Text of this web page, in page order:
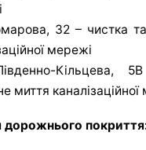
32 – чистка
мережі
Кільцева,
миття
дорожнього